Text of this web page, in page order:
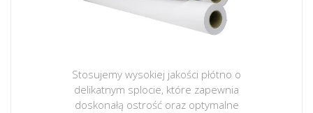
Stosujemy wysokiej jakości płótno o
delikatnym splocie, które zapewnia
doskonałą ostrość oraz optymalne